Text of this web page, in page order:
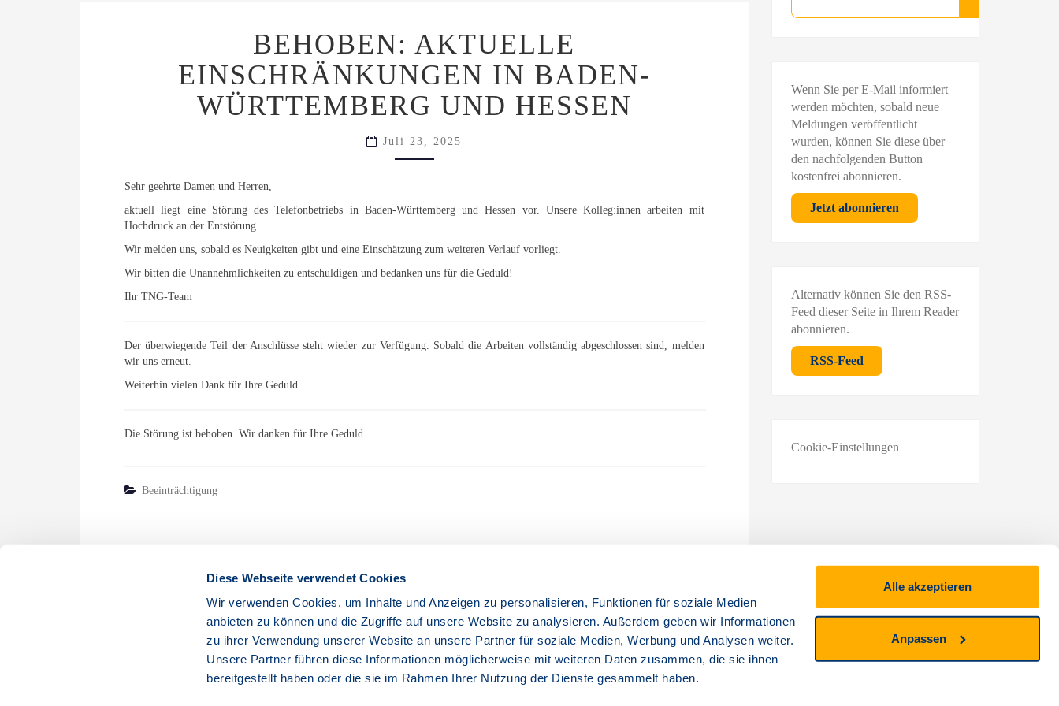
Diese Webseite verwendet Cookies
Wir verwenden Cookies, um Inhalte und Anzeigen zu personalisieren, Funktionen für soziale Medien
anbieten zu können und die Zugriffe auf unsere Website zu analysieren. Außerdem geben wir Informationen
zu ihrer Verwendung unserer Website an unsere Partner für soziale Medien, Werbung und Analysen weiter.
Unsere Partner führen diese Informationen möglicherweise mit weiteren Daten zusammen, die sie ihnen
bereitgestellt haben oder die sie im Rahmen Ihrer Nutzung der Dienste gesammelt haben.
Alle akzeptieren
Anpassen
AKTUELLE
EINSCHRÄNKUNGEN
IN
BADEN-
WÜRTTEMBERG
UND
BEHOBEN: AKTUELLE
EINSCHRÄNKUNGEN IN BADEN-
WÜRTTEMBERG UND HESSEN
Juli 23, 2025
Sehr geehrte Damen und Herren,
aktuell liegt eine Störung des Telefonbetriebs in Baden-Württemberg und Hessen vor. Unsere Kolleg:innen arbeiten mit
Hochdruck an der Entstörung.
Wir melden uns, sobald es Neuigkeiten gibt und eine Einschätzung zum weiteren Verlauf vorliegt.
Wir bitten die Unannehmlichkeiten zu entschuldigen und bedanken uns für die Geduld!
Ihr TNG-Team
Der überwiegende Teil der Anschlüsse steht wieder zur Verfügung. Sobald die Arbeiten vollständig abgeschlossen sind, melden
wir uns erneut.
Weiterhin vielen Dank für Ihre Geduld
Die Störung ist behoben. Wir danken für Ihre Geduld.
Beeinträchtigung
Beitragsnavigation
Behoben: Hessen Und Baden-Württemberg – Störung In Der
Telefonie
Wartungsarbeiten Am 30.07.25 Von 05:00 Bis 06:00 Im Bereich
Fehmarn
Wenn Sie per E-Mail informiert
werden möchten, sobald neue
Meldungen veröffentlicht
wurden, können Sie diese über
den nachfolgenden Button
kostenfrei abonnieren.
Jetzt abonnieren
Alternativ können Sie den RSS-
Feed dieser Seite in Ihrem Reader
abonnieren.
RSS-Feed
Cookie-Einstellungen